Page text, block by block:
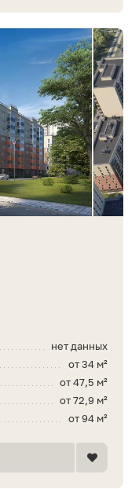
нет данных
от 34 м²
от 47,5 м²
от 72,9 м²
от 94 м²